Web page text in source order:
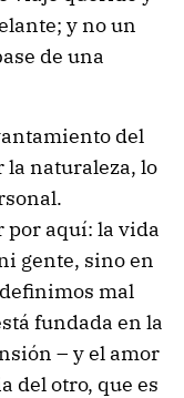
y no un
de una
del
la naturaleza, lo
por aquí: la vida
gente, sino en
mal
fundada en la
– y el amor
del otro, que es